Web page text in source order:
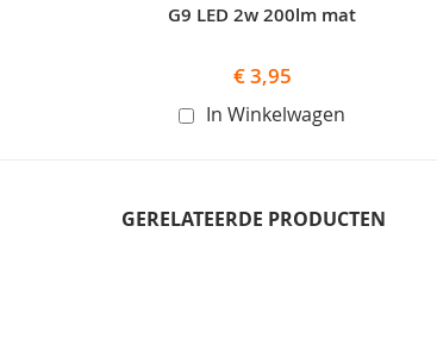
G9 LED 2w 200lm mat
€ 3,95
In Winkelwagen
GERELATEERDE PRODUCTEN